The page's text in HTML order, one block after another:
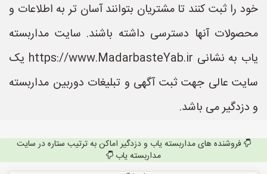
خود را ثبت کنند تا مشتریان بتوانند آسان تر به اطلاعات و
محصولات آنها دسترسی داشته باشند. سایت مداربسته
یاب به نشانی https://www.MadarbasteYab.ir یک
سایت عالی جهت ثبت آگهی و تبلیغات دوربین مداربسته
و دزدگیر می باشد.
فروشنده های مداربسته یاب و دزدگیر اماکن به ترتیب ستاره در سایت
مداربسته یاب